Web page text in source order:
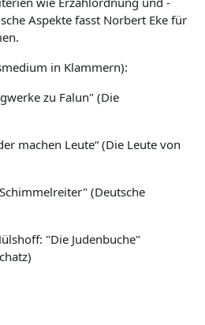
Aspekte fasst Norbert Eke für
in Klammern):
zu Falun" (Die
machen Leute“ (Die Leute von
(Deutsche
"Die Judenbuche"